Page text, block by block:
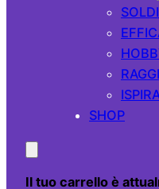
SHOP
Il tuo carrello è